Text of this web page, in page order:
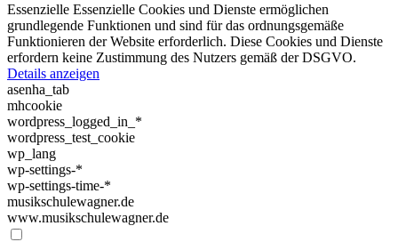
Essenzielle Essenzielle Cookies und Dienste ermöglichen
grundlegende Funktionen und sind für das ordnungsgemäße
Funktionieren der Website erforderlich. Diese Cookies und Dienste
erfordern keine Zustimmung des Nutzers gemäß der DSGVO.
Details anzeigen
asenha_tab
mhcookie
wordpress_logged_in_*
wordpress_test_cookie
wp_lang
wp-settings-*
wp-settings-time-*
musikschulewagner.de
www.musikschulewagner.de